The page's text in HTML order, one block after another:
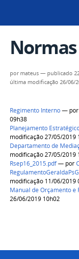
Normas
por mateus — publicado
última modificação 26/06/
Regimento Interno— por
09h38
Planejamento
modificação 27/05/2019
Departamento de
modificação 27/05/2019
Rsep16_2015.pdf— por
modificação 11/06/2019
Manual de Orçamento e
26/06/2019 10h02